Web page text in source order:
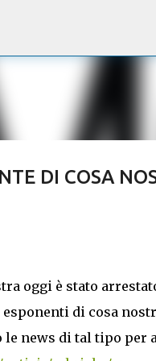
DI COSA
oggi è stato
di cosa
news di tal tipo per